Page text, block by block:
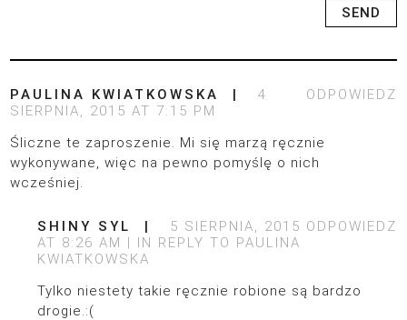
ODPOWIEDZ
PAULINA KWIATKOWSKA
4
SIERPNIA, 2015 AT 7:15 PM
Śliczne te zaproszenie. Mi się marzą ręcznie
wykonywane, więc na pewno pomyślę o nich
wcześniej.
ODPOWIEDZ
SHINY SYL
5 SIERPNIA, 2015
AT 8:26 AM
IN REPLY TO PAULINA
KWIATKOWSKA
Tylko niestety takie ręcznie robione są bardzo
drogie.:(